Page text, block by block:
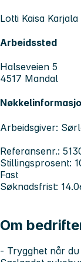
Lotti Kaisa
Arbeidssted
Halseveien 5
4517 Mandal
Arbeidsgiver:
Referansenr.:
Stillingsprosent:
Fast
Søknadsfrist:
Om
- Trygghet når